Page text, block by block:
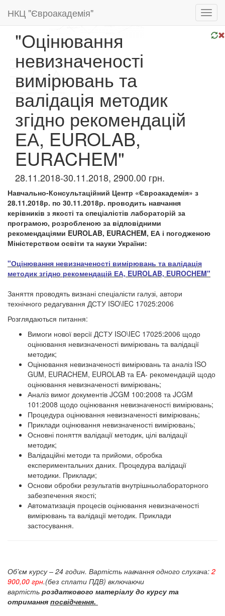
НКЦ "Євроакадемія"
"Оцінювання
невизначеності
вимірювань та
валідація методик
згідно рекомендацій
ЕА, EUROLAB,
EURACHEM"
28.11.2018-30.11.2018, 2900.00 грн.
Навчально-Консультаційний Центр «Євроакадемія» з
28.11.2018р. по 30.11.2018р. проводить навчання
керівників з якості та спеціалістів лабораторій за
програмою, розробленою за відповідними
рекомендаціями EUROLAB, EURACHEM, ЕА і погодженою
Міністерством освіти та науки України:
"Оцінювання невизначеності вимірювань та валідація
методик згідно рекомендацій ЕА, EUROLAB, EUROCHEM"
Заняття проводять визнані спеціалісти галузі, автори
технічного редагування ДСТУ ISO\IEC 17025:2006
Розглядаються питання:
Вимоги нової версії ДСТУ ISO\IEC 17025:2006 щодо
оцінювання невизначеності вимірювань та валідації
методик;
Оцінювання невизначеності вимірювань та аналіз ISO
GUM, EURACHEM, EUROLAB та EA- рекомендацій щодо
оцінювання невизначеності вимірювань;
Аналіз вимог документів JCGM 100:2008 та JCGM
101:2008 щодо оцінювання невизначеності вимірювань;
Процедура оцінювання невизначеності вимірювань;
Приклади оцінювання невизначеності вимірювань;
Основні поняття валідації методик, цілі валідації
методик;
Валідаційні методи та прийоми, обробка
експериментальних даних. Процедура валідації
методики. Приклади;
Основи обробки результатів внутрішньолабораторного
забезпечення якості;
Автоматизація процесів оцінювання невизначеності
вимірювань та валідації методик. Приклади
застосування.
Об’єм курсу – 24 годин. Вартість навчання одного слухача: 2
900,00 грн.(без сплати ПДВ) включаючи
вартість роздаткового матеріалу до курсу та
отримання посвідчення.